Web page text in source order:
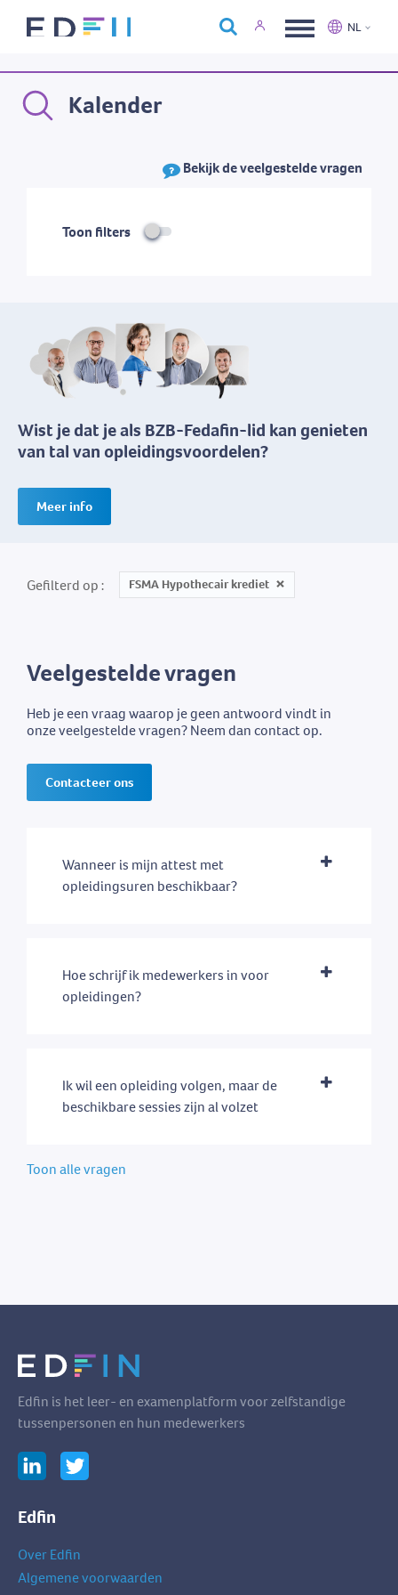
Over Edfin
NL
Bekijk de veelgestelde vragen
Kalender
Toon filters
Wist je dat je als BZB-Fedafin-lid kan genieten
van tal van opleidingsvoordelen?
Meer info
Gefilterd op FSMA Hypothecair krediet
Veelgestelde vragen
Heb je een vraag waarop je geen antwoord vindt in
onze veelgestelde vragen? Neem dan contact op.
Contacteer ons
Wanneer is mijn attest met
opleidingsuren beschikbaar?
Hoe schrijf ik medewerkers in voor
opleidingen?
Ik wil een opleiding volgen, maar de
beschikbare sessies zijn al volzet
Toon alle vragen
Edfin is het leer- en examenplatform voor zelfstandige
tussenpersonen en hun medewerkers
Edfin
Over Edfin
Algemene voorwaarden